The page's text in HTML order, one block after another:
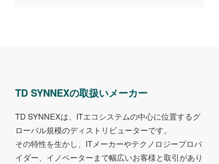
TD SYNNEXの取扱いメーカー
TD SYNNEXは、ITエコシステムの中心に位置するグ
ローバル規模のディストリビューターです。
その特性を生かし、ITメーカーやテクノロジープロバ
イダー、イノベーターまで幅広いお客様と取引があり